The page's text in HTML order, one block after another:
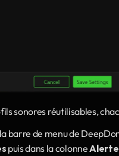
sonores réutilisables,
barre de menu de
puis dans la colonne